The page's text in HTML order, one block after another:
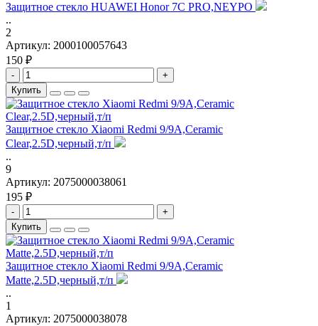
Защитное стекло HUAWEI Honor 7C PRO,NEYPO
..
2
Артикул: 2000100057643
150 ₽
-
+
Купить
Защитное стекло Xiaomi Redmi 9/9A,Ceramic
Clear,2.5D,черный,т/п
..
9
Артикул: 2075000038061
195 ₽
-
+
Купить
Защитное стекло Xiaomi Redmi 9/9A,Ceramic
Matte,2.5D,черный,т/п
..
1
Артикул: 2075000038078